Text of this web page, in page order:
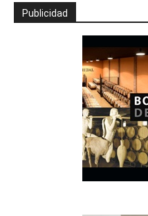
Publicidad